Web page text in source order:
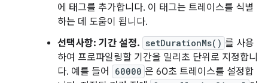
에 태그를 추가합니다. 이 태그는 트레이스를 식별
하는 데 도움이 됩니다.
선택사항: 기간 설정. setDurationMs() 를 사용
하여 프로파일링할 기간을 밀리초 단위로 지정합니
다. 예를 들어
60000 은 60초 트레이스를 설정합